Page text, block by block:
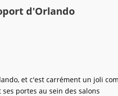
d'Orlando
et c'est carrément un joli
portes au sein des salons